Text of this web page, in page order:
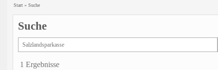
Start» Suche
Suche
1 Ergebnisse